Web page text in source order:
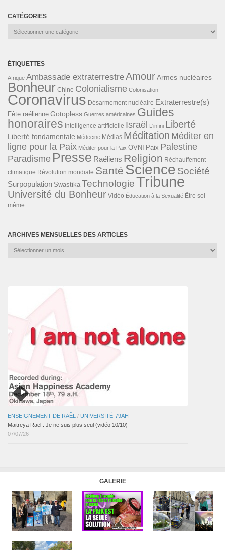
CATÉGORIES
Catégories
ÉTIQUETTES
Afrique Ambassade extraterrestreAmourArmes nucléaires
Bonheur Chine Colonialisme Colonisation
Coronavirus Désarmement nucléaire Extraterrestre(s)
Fête raélienne Gotopless Guerres américaines Guides
honoraires Intelligence artificielle Israël L'infini Liberté
Liberté fondamentale Médecine Médias Méditation Méditer en
ligne pour la Paix Méditer pour la Paix OVNI Paix Palestine
Paradisme Presse Raéliens Religion Réchauffement
climatique Révolution mondiale Santé Science Société
Surpopulation Swastika TechnologieTribune
Université du Bonheur Vidéo Éducation à la Sexualité Être soi-
même
ARCHIVES MENSUELLES DES ARTICLES
Archives
ENSEIGNEMENT DE RAËL / UNIVERSITÉ-79AH
Maitreya Raël : Je ne suis plus seul (vidéo 10/10)
07/07/26
GALERIE